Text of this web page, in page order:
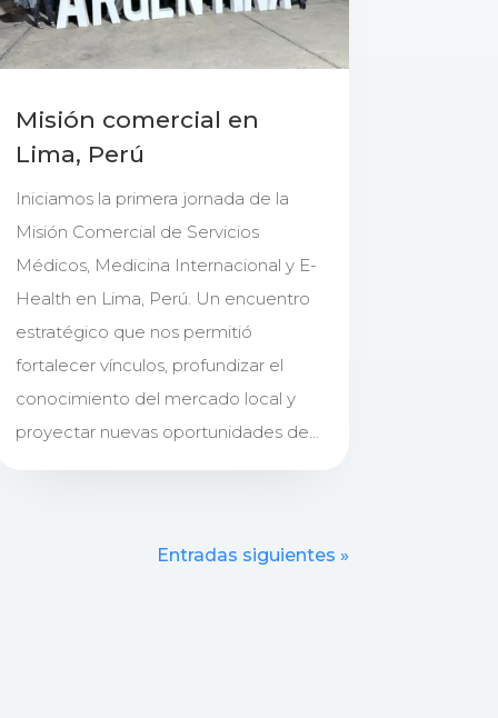
Misión comercial en
Lima, Perú
Iniciamos la primera jornada de la
Misión Comercial de Servicios
Médicos, Medicina Internacional y E-
Health en Lima, Perú. Un encuentro
estratégico que nos permitió
fortalecer vínculos, profundizar el
conocimiento del mercado local y
proyectar nuevas oportunidades de...
Entradas siguientes »